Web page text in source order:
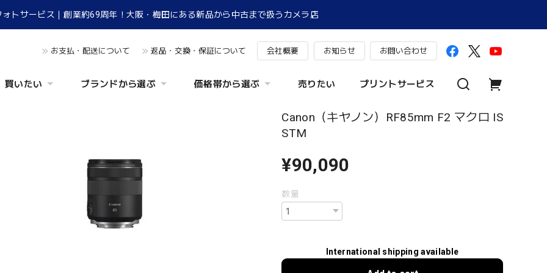
ォトサービス｜創業約69周年！大阪・梅田にある新品から中古まで扱うカメラ店
お支払・配送について 返品・交換・保証について 会社概要 お知らせ お問い合わせ
買いたい ブランドから選ぶ 価格帯から選ぶ 売りたい プリントサービス
Canon（キヤノン）RF85mm F2 マクロ IS
STM
¥90,090
数量
International shipping available